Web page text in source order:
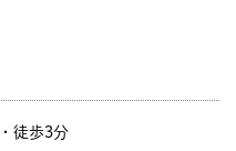
徒歩3分